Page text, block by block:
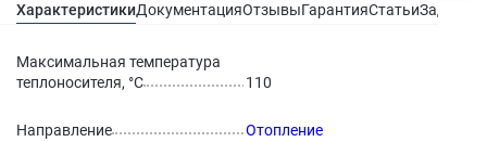
ХарактеристикиДокументацияОтзывыГарантияСтатьиЗадать
Максимальная температура
теплоносителя, °С
110
Направление Отопление